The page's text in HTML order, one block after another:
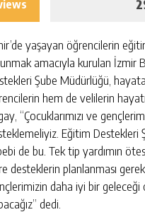
yaşayan öğrencilerin
amacıyla kurulan İzmir
Şube Müdürlüğü,
hem de velilerin
“Çocuklarımızı ve
Eğitim Destekleri
de bu. Tek tip yardımın
desteklerin planlanması
daha iyi bir
dedi.